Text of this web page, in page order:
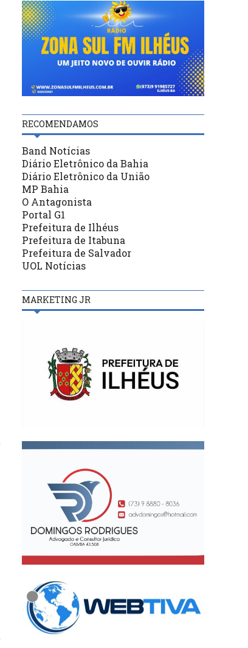
ECONOMIA
11/06/17
FGTS: Caixa também abrirá
mais cedo na segunda, terça
e quarta-feira
12/09/17
Mercado financeiro
RECOMENDAMOS
Band Notícias
Diário Eletrônico da Bahia
Diário Eletrônico da União
MP Bahia
O Antagonista
Portal G1
Prefeitura de Ilhéus
Prefeitura de Itabuna
Prefeitura de Salvador
UOL Notícias
MARKETING JR